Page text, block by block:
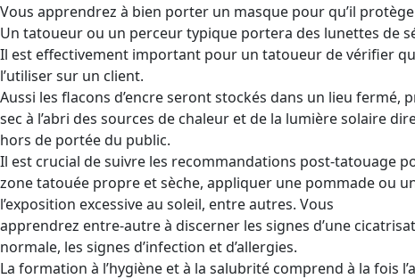
Vous apprendrez à bien porter un masque pour qu’il
Un tatoueur ou un perceur typique portera des lunettes de
Il est effectivement important pour un tatoueur de vérifier
l’utiliser sur un client.
Aussi les flacons d’encre seront stockés dans un lieu fermé,
sec à l’abri des sources de chaleur et de la lumière solaire
hors de portée du public.
Il est crucial de suivre les recommandations post-tatouage
zone tatouée propre et sèche, appliquer une pommade ou
l’exposition excessive au soleil, entre autres. Vous
apprendrez entre-autre à discerner les signes d’une
normale, les signes d’infection et d’allergies.
La formation à l’hygiène et à la salubrité comprend à la fois